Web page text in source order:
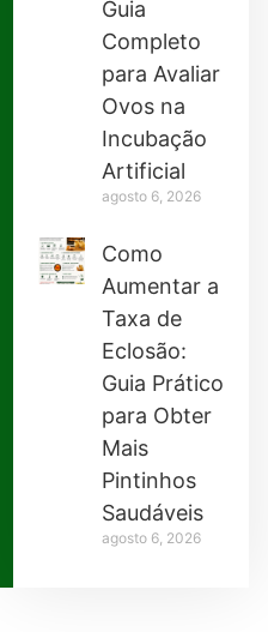
Guia
Completo
para Avaliar
Ovos na
Incubação
Artificial
agosto 6, 2026
Como
Aumentar a
Taxa de
Eclosão:
Guia Prático
para Obter
Mais
Pintinhos
Saudáveis
agosto 6, 2026